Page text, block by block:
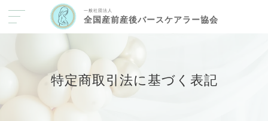
一般社団法人
全国産前産後バースケアラー協会
特定商取引法に基づく表記